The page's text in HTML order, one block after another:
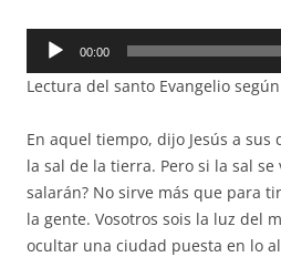
Reproductor
audio
00:00
Lectura del santo Evangelio
En aquel tiempo, dijo Jesús a sus
la sal de la tierra. Pero si la sal se
salarán? No sirve más que para
la gente. Vosotros sois la luz del
ocultar una ciudad puesta en lo